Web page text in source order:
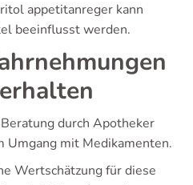
appetitanreger kann
beeinflusst werden.
durch Apotheker
Umgang mit Medikamenten.
Wertschätzung für diese